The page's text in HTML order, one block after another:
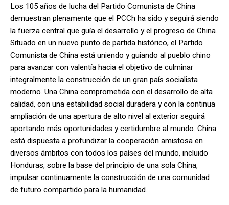
Los 105 años de lucha del Partido Comunista de China
demuestran plenamente que el PCCh ha sido y seguirá siendo
la fuerza central que guía el desarrollo y el progreso de China.
Situado en un nuevo punto de partida histórico, el Partido
Comunista de China está uniendo y guiando al pueblo chino
para avanzar con valentía hacia el objetivo de culminar
integralmente la construcción de un gran país socialista
moderno. Una China comprometida con el desarrollo de alta
calidad, con una estabilidad social duradera y con la continua
ampliación de una apertura de alto nivel al exterior seguirá
aportando más oportunidades y certidumbre al mundo. China
está dispuesta a profundizar la cooperación amistosa en
diversos ámbitos con todos los países del mundo, incluido
Honduras, sobre la base del principio de una sola China,
impulsar continuamente la construcción de una comunidad
de futuro compartido para la humanidad.